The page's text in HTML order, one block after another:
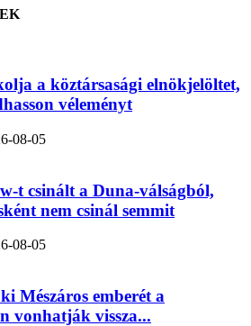
a köztársasági elnökjelöltet,
véleményt
08-05
t csinált a Duna-válságból,
nem csinál semmit
08-05
Mészáros emberét a
vonhatják vissza...